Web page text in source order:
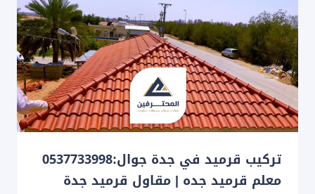
0537733998
مقاول
قرميد
في
جدة
تركيب قرميد في جدة جوال:0537733998
معلم قرميد جده | مقاول قرميد جدة